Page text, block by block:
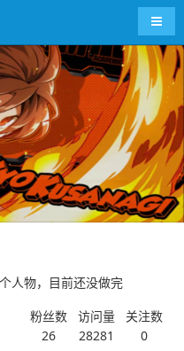
导航
人物，目前还没做完
粉丝数
26
访问量
28281
关注数
0